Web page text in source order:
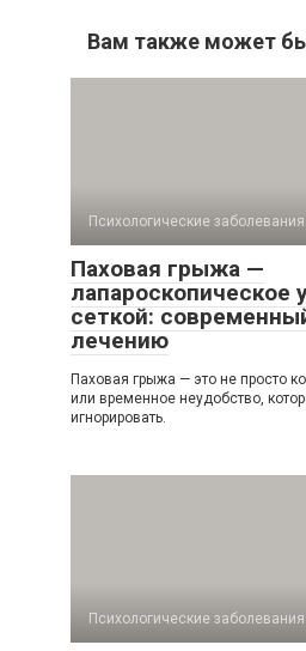
Вам также может
Психологические заболевания
Паховая грыжа —
лапароскопическое
сеткой:
лечению
Паховая грыжа — это не просто
или временное неудобство,
игнорировать.
Психологические заболевания